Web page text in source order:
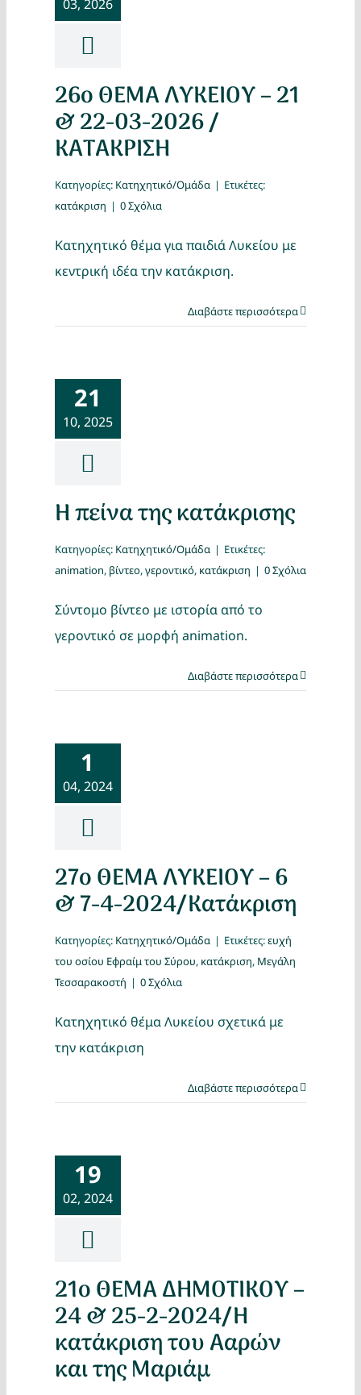
03, 2026
26ο ΘΕΜΑ ΛΥΚΕΙΟΥ – 21
& 22-03-2026 /
ΚΑΤΑΚΡΙΣΗ
Κατηγορίες: Κατηχητικό/Ομάδα | Ετικέτες:
κατάκριση | 0 Σχόλια
Κατηχητικό θέμα για παιδιά Λυκείου με
κεντρική ιδέα την κατάκριση.
Διαβάστε περισσότερα
21
10, 2025
Η πείνα της κατάκρισης
Κατηγορίες: Κατηχητικό/Ομάδα | Ετικέτες:
animation, βίντεο,γεροντικό, κατάκριση | 0 Σχόλια
Σύντομο βίντεο με ιστορία από το
γεροντικό σε μορφή animation.
Διαβάστε περισσότερα
1
04, 2024
27ο ΘΕΜΑ ΛΥΚΕΙΟΥ – 6
& 7-4-2024/Κατάκριση
Κατηγορίες: Κατηχητικό/Ομάδα | Ετικέτες:ευχή
του οσίου Εφραίμ του Σύρου, κατάκριση, Μεγάλη
Τεσσαρακοστή | 0 Σχόλια
Κατηχητικό θέμα Λυκείου σχετικά με
την κατάκριση
Διαβάστε περισσότερα
19
02, 2024
21ο ΘΕΜΑ ΔΗΜΟΤΙΚΟΥ –
24 & 25-2-2024/Η
κατάκριση του Ααρών
και της Μαριάμ